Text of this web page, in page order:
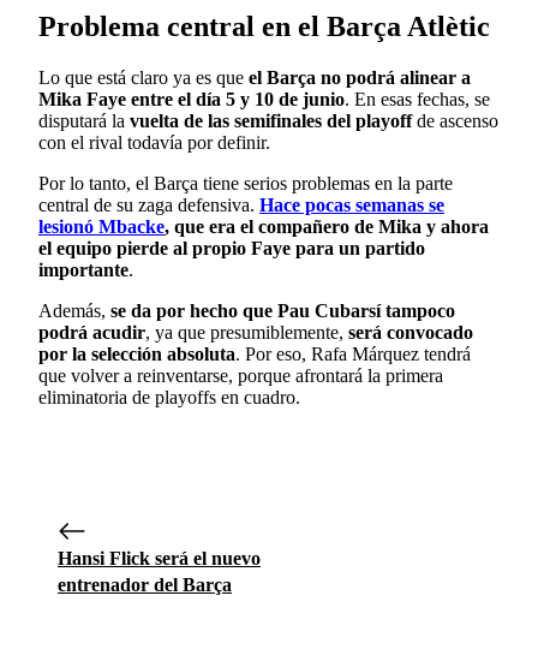
Problema central en el Barça Atlètic
Lo que está claro ya es que el Barça no podrá alinear a
Mika Faye entre el día 5 y 10 de junio. En esas fechas, se
disputará la vuelta de las semifinales del playoffde ascenso
con el rival todavía por definir.
Por lo tanto, el Barça tiene serios problemas en la parte
central de su zaga defensiva. Hace pocas semanas se
lesionó Mbacke, que era el compañero de Mika y ahora
el equipo pierde al propio Faye para un partido
importante.
Además, se da por hecho que Pau Cubarsí tampoco
podrá acudir, ya que presumiblemente, será convocado
por la selección absoluta. Por eso, Rafa Márquez tendrá
que volver a reinventarse, porque afrontará la primera
eliminatoria de playoffs en cuadro.
Hansi Flick será el nuevo
entrenador del Barça